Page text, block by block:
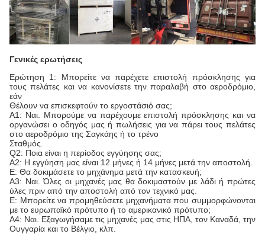
Γενικές ερωτήσεις
Ερώτηση 1: Μπορείτε να παρέχετε επιστολή πρόσκλησης για
τους πελάτες και να κανονίσετε την παραλαβή στο αεροδρόμιο,
εάν
Θέλουν να επισκεφτούν το εργοστάσιό σας;
Α1: Ναι. Μπορούμε να παρέχουμε επιστολή πρόσκλησης και να
οργανώσει ο οδηγός μας ή πωλήσεις για να πάρει τους πελάτες
στο αεροδρόμιο της Σαγκάης ή το τρένο
Σταθμός.
Q2: Ποια είναι η περίοδος εγγύησης σας;
Α2: Η εγγύηση μας είναι 12 μήνες ή 14 μήνες μετά την αποστολή.
Ε: Θα δοκιμάσετε το μηχάνημα μετά την κατασκευή;
Α3: Ναι. Όλες οι μηχανές μας θα δοκιμαστούν με λάδι ή πρώτες
ύλες πριν από την αποστολή από τον τεχνικό μας.
Ε: Μπορείτε να προμηθεύσετε μηχανήματα που συμμορφώνονται
με το ευρωπαϊκό πρότυπο ή το αμερικανικό πρότυπο;
Α4: Ναι. Εξαγωγήσαμε τις μηχανές μας στις ΗΠΑ, τον Καναδά, την
Ουγγαρία και το Βέλγιο, κλπ.